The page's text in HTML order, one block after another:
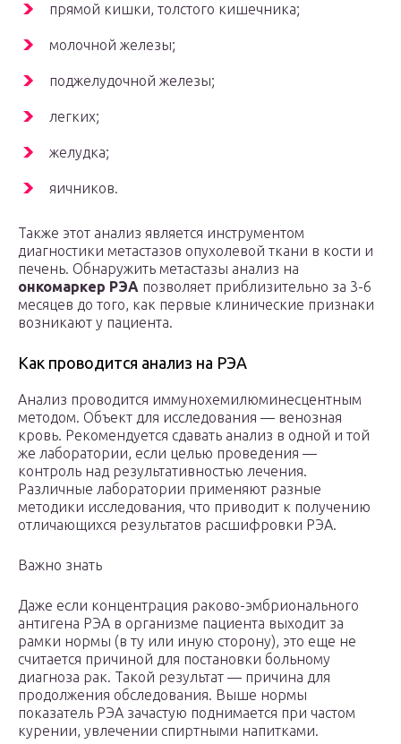
прямой кишки, толстого кишечника;
молочной железы;
поджелудочной железы;
легких;
желудка;
яичников.
Также этот анализ является инструментом
диагностики метастазов опухолевой ткани в кости и
печень. Обнаружить метастазы анализ на
онкомаркер РЭА позволяет приблизительно за 3-6
месяцев до того, как первые клинические признаки
возникают у пациента.
Как проводится анализ на РЭА
Анализ проводится иммунохемилюминесцентным
методом. Объект для исследования — венозная
кровь. Рекомендуется сдавать анализ в одной и той
же лаборатории, если целью проведения —
контроль над результативностью лечения.
Различные лаборатории применяют разные
методики исследования, что приводит к получению
отличающихся результатов расшифровки РЭА.
Важно знать
Даже если концентрация раково-эмбрионального
антигена РЭА в организме пациента выходит за
рамки нормы (в ту или иную сторону), это еще не
считается причиной для постановки больному
диагноза рак. Такой результат — причина для
продолжения обследования. Выше нормы
показатель РЭА зачастую поднимается при частом
курении, увлечении спиртными напитками.